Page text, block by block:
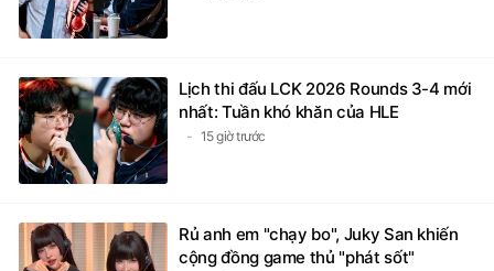
Lịch thi đấu LCK 2026 Rounds 3-4 mới
nhất: Tuần khó khăn của HLE
15 giờ trước
Rủ anh em "chạy bo", Juky San khiến
cộng đồng game thủ "phát sốt"